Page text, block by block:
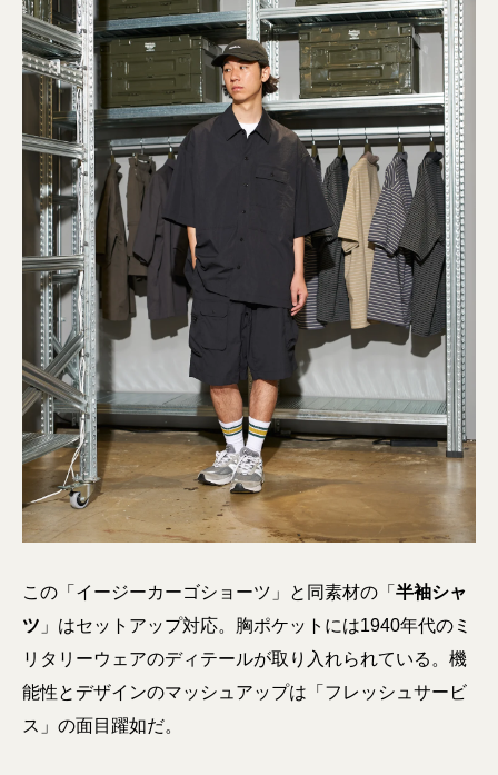
この「イージーカーゴショーツ」と同素材の「 半袖シャ
ツ 」はセットアップ対応。胸ポケットには1940年代のミ
リタリーウェアのディテールが取り入れられている。機
能性とデザインのマッシュアップは「フレッシュサービ
ス」の面目躍如だ。